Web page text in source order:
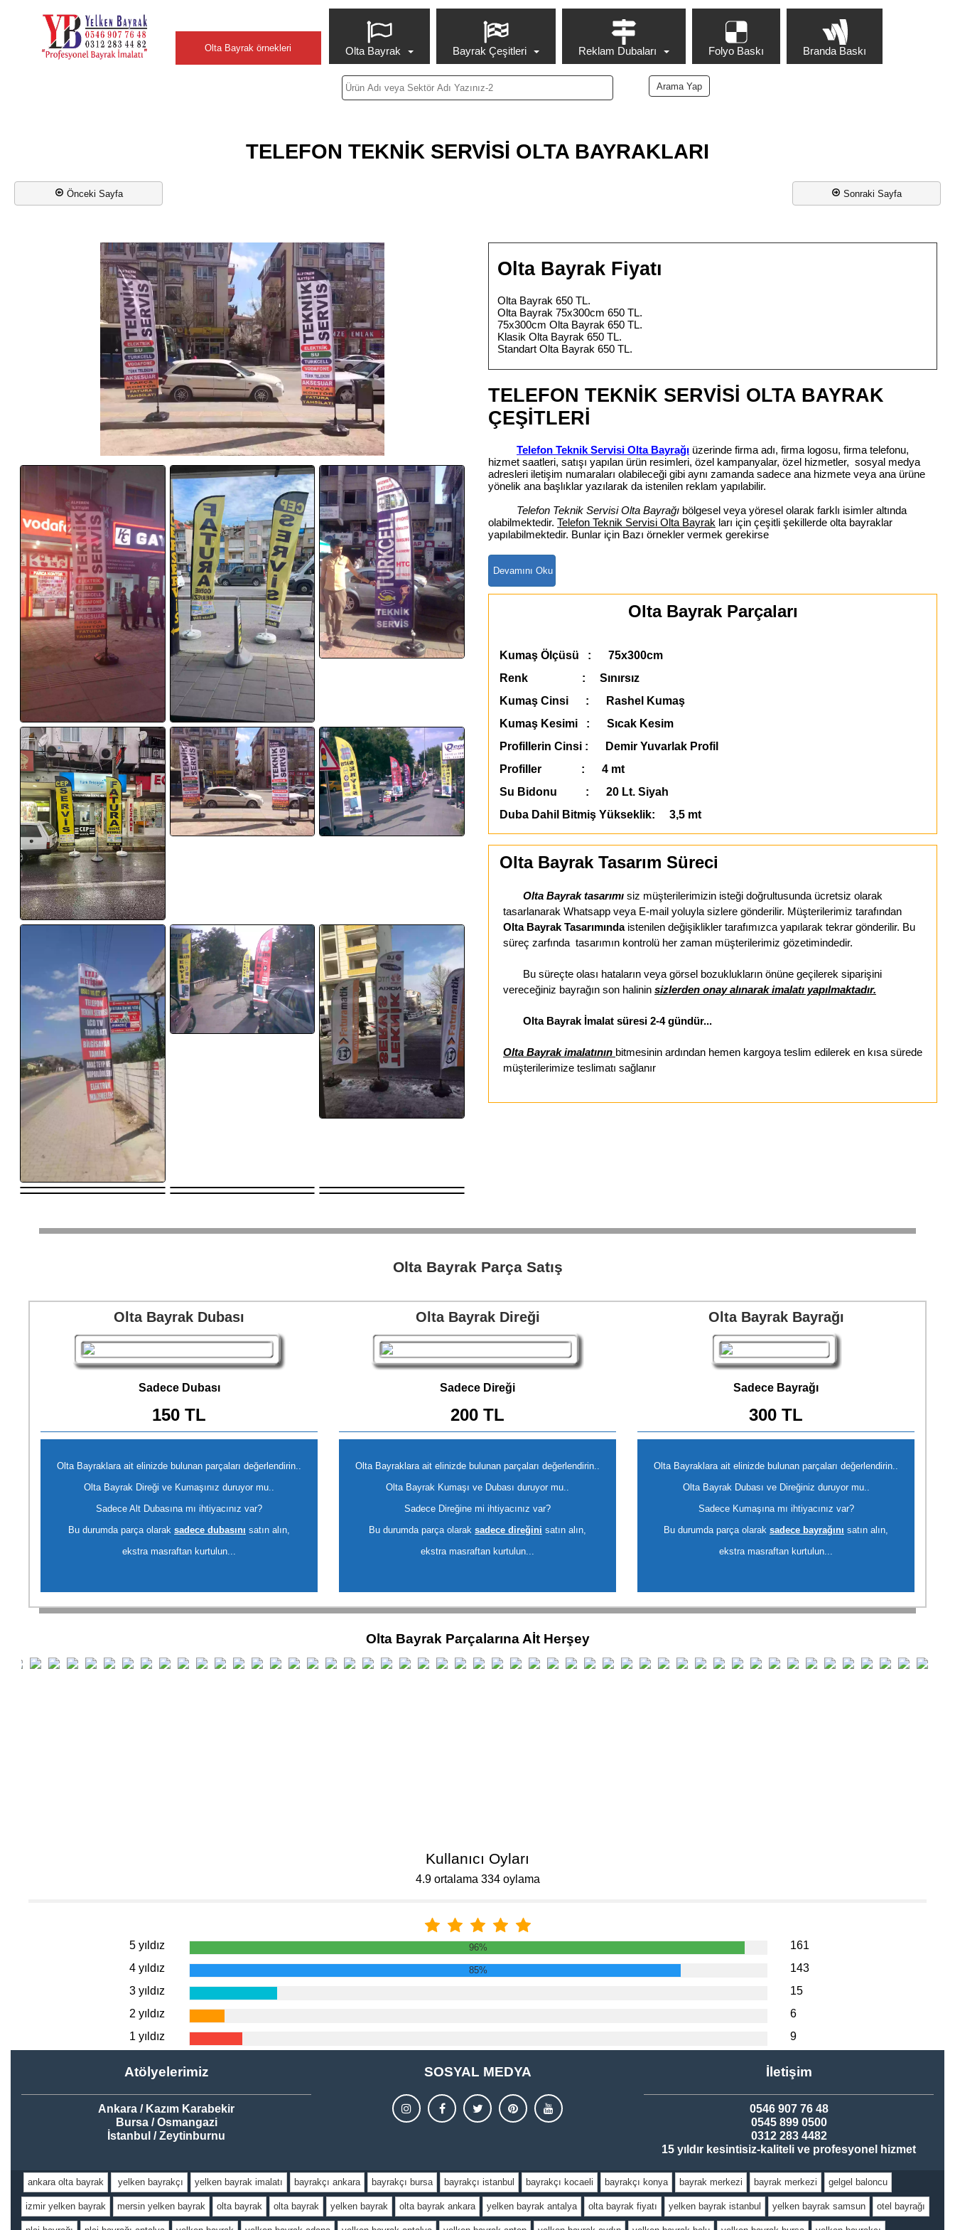
Olta Bayrak örnekleri Olta Bayrak Bayrak Çeşitleri Reklam Dubaları Folyo Baskı Branda Baskı
TELEFON TEKNİK SERVİSİ OLTA BAYRAKLARI
Önceki Sayfa Sonraki Sayfa
Olta Bayrak Fiyatı
Olta Bayrak 650 TL.
Olta Bayrak 75x300cm 650 TL.
75x300cm Olta Bayrak 650 TL.
Klasik Olta Bayrak 650 TL.
Standart Olta Bayrak 650 TL.
TELEFON TEKNİK SERVİSİ OLTA BAYRAK
ÇEŞİTLERİ
Telefon Teknik Servisi Olta Bayrağı üzerinde firma adı, firma logosu, firma telefonu,
hizmet saatleri, satışı yapılan ürün resimleri, özel kampanyalar, özel hizmetler, sosyal medya
adresleri iletişim numaraları olabileceği gibi aynı zamanda sadece ana hizmete veya ana ürüne
yönelik ana başlıklar yazılarak da istenilen reklam yapılabilir.
Telefon Teknik Servisi Olta Bayrağı bölgesel veya yöresel olarak farklı isimler altında
olabilmektedir. Telefon Teknik Servisi Olta Bayrak ları için çeşitli şekillerde olta bayraklar
yapılabilmektedir. Bunlar için Bazı örnekler vermek gerekirse
Olta Bayrak Parçaları
Kumaş Ölçüsü : 75x300cm
Renk : Sınırsız
Kumaş Cinsi : Rashel Kumaş
Kumaş Kesimi : Sıcak Kesim
Profillerin Cinsi : Demir Yuvarlak Profil
Profiller : 4 mt
Su Bidonu : 20 Lt. Siyah
Duba Dahil Bitmiş Yükseklik: 3,5 mt
Olta Bayrak Tasarım Süreci
Olta Bayrak tasarımı siz müşterilerimizin isteği doğrultusunda ücretsiz olarak
tasarlanarak Whatsapp veya E-mail yoluyla sizlere gönderilir. Müşterilerimiz tarafından
Olta Bayrak Tasarımında istenilen değişiklikler tarafımızca yapılarak tekrar gönderilir. Bu
süreç zarfında tasarımın kontrolü her zaman müşterilerimiz gözetimindedir.
Bu süreçte olası hataların veya görsel bozuklukların önüne geçilerek siparişini
vereceğiniz bayrağın son halinin sizlerden onay alınarak imalatı yapılmaktadır.
Olta Bayrak İmalat süresi 2-4 gündür...
Olta Bayrak imalatının bitmesinin ardından hemen kargoya teslim edilerek en kısa sürede
müşterilerimize teslimatı sağlanır
Olta Bayrak Parça Satış
Olta Bayrak Dubası
Sadece Dubası
150 TL
Olta Bayraklara ait elinizde bulunan parçaları değerlendirin..
Olta Bayrak Direği ve Kumaşınız duruyor mu..
Sadece Alt Dubasına mı ihtiyacınız var?
Bu durumda parça olarak sadece dubasını satın alın,
ekstra masraftan kurtulun...
Olta Bayrak Direği
Sadece Direği
200 TL
Olta Bayraklara ait elinizde bulunan parçaları değerlendirin..
Olta Bayrak Kumaşı ve Dubası duruyor mu..
Sadece Direğine mi ihtiyacınız var?
Bu durumda parça olarak sadece direğini satın alın,
ekstra masraftan kurtulun...
Olta Bayrak Bayrağı
Sadece Bayrağı
300 TL
Olta Bayraklara ait elinizde bulunan parçaları değerlendirin..
Olta Bayrak Dubası ve Direğiniz duruyor mu..
Sadece Kumaşına mı ihtiyacınız var?
Bu durumda parça olarak sadece bayrağını satın alın,
ekstra masraftan kurtulun...
Olta Bayrak Parçalarına Aİt Herşey
Kullanıcı Oyları
4.9 ortalama 334 oylama
5 yıldız 96%
161
4 yıldız
85%
143
3 yıldız
15
2 yıldız
6
1 yıldız
9
Atölyelerimiz
Ankara / Kazım Karabekir
Bursa / Osmangazi
İstanbul / Zeytinburnu
SOSYAL MEDYA İletişim
0546 907 76 48
0545 899 0500
0312 283 4482
15 yıldır kesintisiz-kaliteli ve profesyonel hizmet
ankara olta bayrak yelken bayrakçı yelken bayrak imalatı bayrakçı ankara bayrakçı bursa bayrakçı istanbul bayrakçı kocaeli bayrakçı konya bayrak merkezi bayrak merkezi gelgel baloncu
izmir yelken bayrak mersin yelken bayrak olta bayrak olta bayrak yelken bayrak olta bayrak ankara yelken bayrak antalya olta bayrak fiyatı yelken bayrak istanbul yelken bayrak samsun otel bayrağı